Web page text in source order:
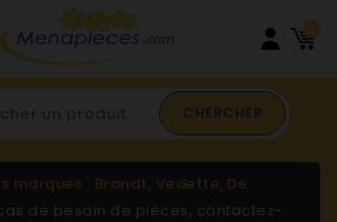
0
CHERCHER
marques : Brandt, Vedette, De
de besoin de pièces, contactez-